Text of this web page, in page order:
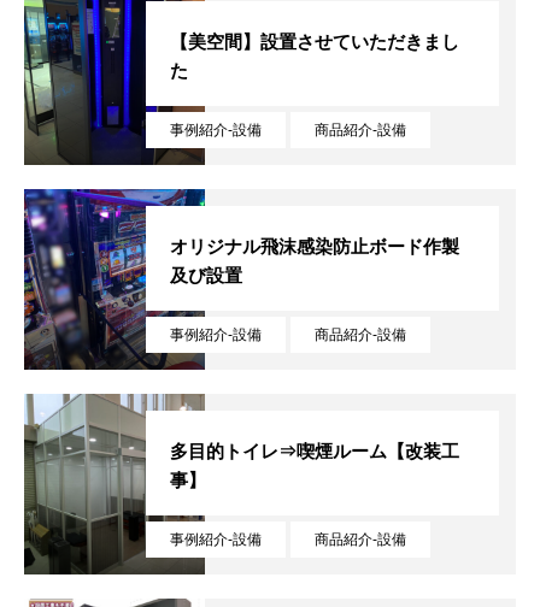
事業内容
事例紹介
ご利用について
よくある質問
会社概要
お知らせ
お問い合わせ
事例紹介-設備 商品紹介-設備
【美空間】設置させていただきまし
た
事例紹介-設備 商品紹介-設備
オリジナル飛沫感染防止ボード作製
及び設置
事例紹介-設備 商品紹介-設備
多目的トイレ⇒喫煙ルーム【改装工
事】